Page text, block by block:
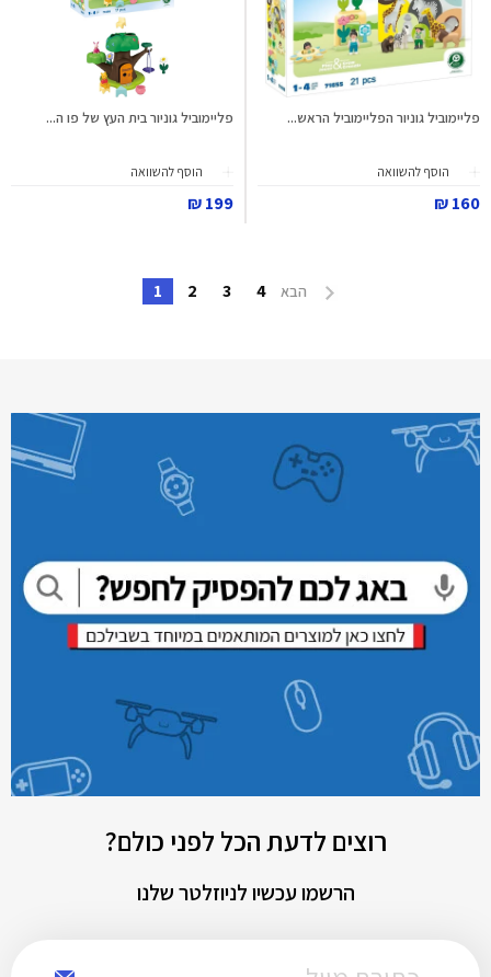
פליימוביל גוניור הפליימוביל הראש...
הוסף להשוואה
160 ₪
פליימוביל גוניור בית העץ של פו ה...
הוסף להשוואה
199 ₪
הבא 4
3
2
1
רוצים לדעת הכל לפני כולם?
הרשמו עכשיו לניוזלטר שלנו